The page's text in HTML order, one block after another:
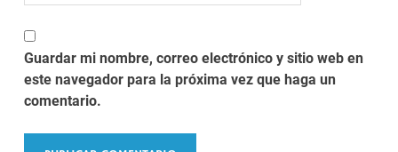
Guardar mi nombre, correo electrónico y sitio web en
este navegador para la próxima vez que haga un
comentario.